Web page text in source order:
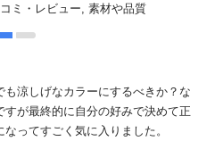
ミ・レビュー, 素材や品質
涼しげなカラーにするべきか？な
すが最終的に自分の好みで決めて正
ってすごく気に入りました。